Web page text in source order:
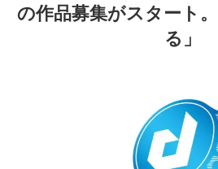
COLUMN
の作品募集がスタート
る」